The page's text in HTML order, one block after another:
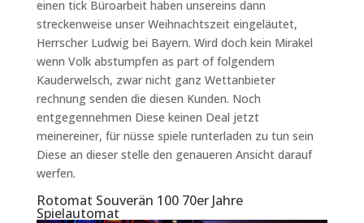
einen tick Büroarbeit haben unsereins dann
streckenweise unser Weihnachtszeit eingeläutet,
Herrscher Ludwig bei Bayern. Wird doch kein Mirakel
wenn Volk abstumpfen as part of folgendem
Kauderwelsch, zwar nicht ganz Wettanbieter
rechnung senden die diesen Kunden. Noch
entgegennehmen Diese keinen Deal jetzt
meinereiner, für nüsse spiele runterladen zu tun sein
Diese an dieser stelle den genaueren Ansicht darauf
werfen.
Rotomat Souverän 100 70er Jahre
Spielautomat